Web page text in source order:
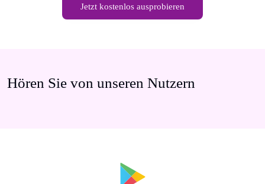
Jetzt kostenlos ausprobieren
Hören Sie von unseren Nutzern